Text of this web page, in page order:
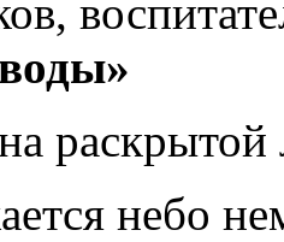
раскрытой
небо